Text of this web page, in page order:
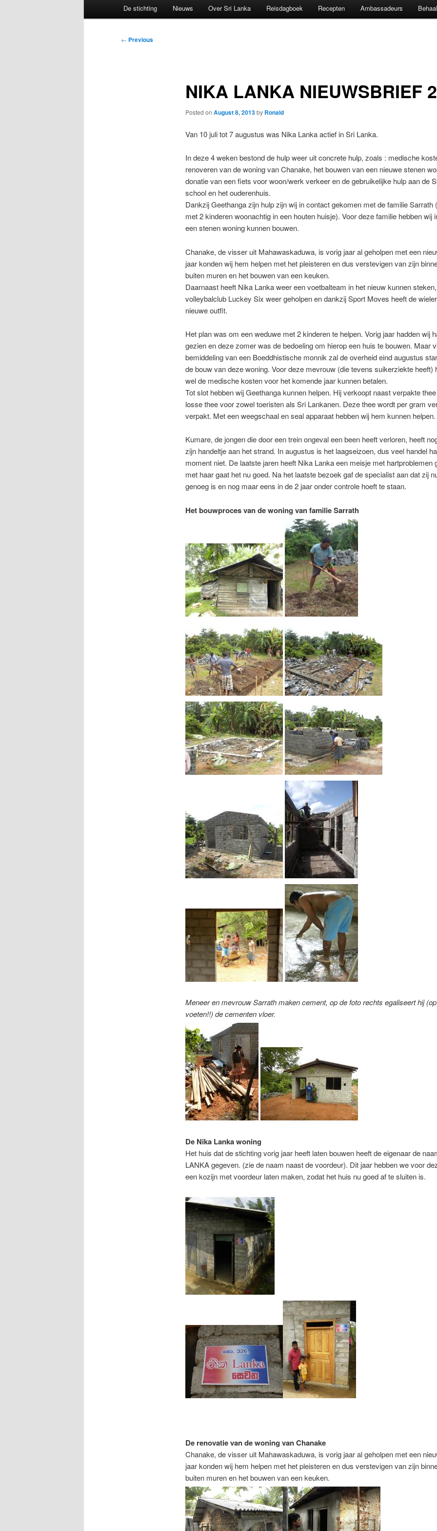
De stichting Nieuws Over Sri Lanka Reisdagboek Recepten Ambassadeurs
Post
← Previous
NIKA LANKA NIEUWSBRIEF
Posted on August 8, 2013by Ronald
Van 10 juli tot 7 augustus was Nika Lanka actief in Sri Lanka.
In deze 4 weken bestond de hulp weer uit concrete hulp, zoals : medische
renoveren van de woning van Chanake, het bouwen van een nieuwe stenen
donatie van een fiets voor woon/werk verkeer en de gebruikelijke hulp aan de
school en het ouderenhuis.
Dankzij Geethanga zijn hulp zijn wij in contact gekomen met de familie Sarrath
met 2 kinderen woonachtig in een houten huisje). Voor deze familie hebben wij
een stenen woning kunnen bouwen.
Chanake, de visser uit Mahawaskaduwa, is vorig jaar al geholpen met een
jaar konden wij hem helpen met het pleisteren en dus verstevigen van zijn
buiten muren en het bouwen van een keuken.
Daarnaast heeft Nika Lanka weer een voetbalteam in het nieuw kunnen steken,
volleybalclub Luckey Six weer geholpen en dankzij Sport Moves heeft de
nieuwe outfit.
Het plan was om een weduwe met 2 kinderen te helpen. Vorig jaar hadden wij
gezien en deze zomer was de bedoeling om hierop een huis te bouwen. Maar
bemiddeling van een Boeddhistische monnik zal de overheid eind augustus
de bouw van deze woning. Voor deze mevrouw (die tevens suikerziekte heeft)
wel de medische kosten voor het komende jaar kunnen betalen.
Tot slot hebben wij Geethanga kunnen helpen. Hij verkoopt naast verpakte
losse thee voor zowel toeristen als Sri Lankanen. Deze thee wordt per gram
verpakt. Met een weegschaal en seal apparaat hebben wij hem kunnen helpen.
Kumare, de jongen die door een trein ongeval een been heeft verloren, heeft
zijn handeltje aan het strand. In augustus is het laagseizoen, dus veel handel
moment niet. De laatste jaren heeft Nika Lanka een meisje met hartproblemen
met haar gaat het nu goed. Na het laatste bezoek gaf de specialist aan dat zij
genoeg is en nog maar eens in de 2 jaar onder controle hoeft te staan.
Het bouwproces van de woning van familie Sarrath
Meneer en mevrouw Sarrath maken cement, op de foto rechts egaliseert hij
voeten!!) de cementen vloer.
De Nika Lanka woning
Het huis dat de stichting vorig jaar heeft laten bouwen heeft de eigenaar de
LANKA gegeven. (zie de naam naast de voordeur). Dit jaar hebben we voor
een kozijn met voordeur laten maken, zodat het huis nu goed af te sluiten is.
De renovatie van de woning van Chanake
Chanake, de visser uit Mahawaskaduwa, is vorig jaar al geholpen met een
jaar konden wij hem helpen met het pleisteren en dus verstevigen van zijn
buiten muren en het bouwen van een keuken.